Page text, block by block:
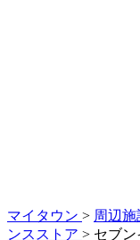
マイタウン > 周辺
ンスストア > セブ